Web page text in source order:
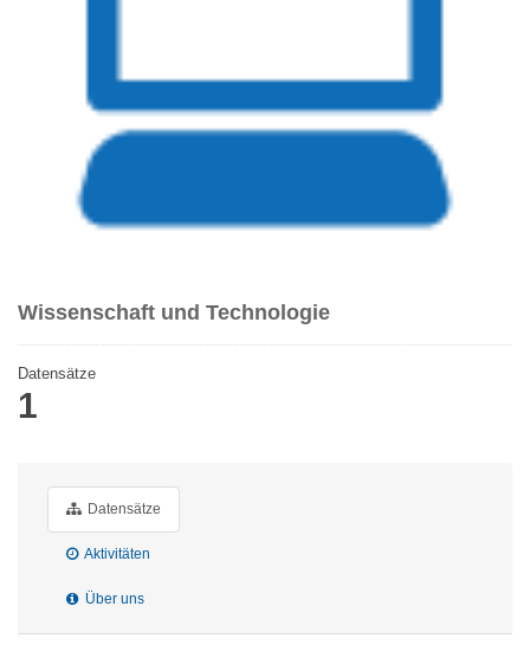
Wissenschaft und Technologie
Datensätze
1
Datensätze
Aktivitäten
Über uns